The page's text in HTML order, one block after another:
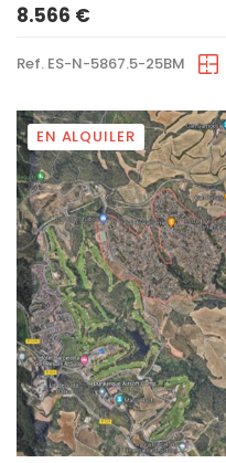
8.566 €
Ref. ES-N-5867.5-25BM
EN ALQUILER
4